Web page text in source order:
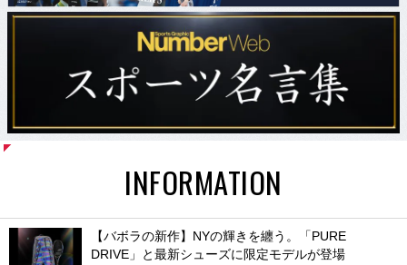
INFORMATION
【バボラの新作】NYの輝きを纏う。「PURE
DRIVE」と最新シューズに限定モデルが登場